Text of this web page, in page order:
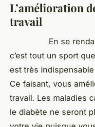
L’amélioration
travail
En se rendant
c’est tout un sport
est très
Ce faisant, vous
travail. Les maladies
le diabète ne seront